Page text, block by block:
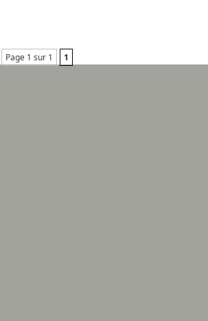
Page 1 sur 1 1